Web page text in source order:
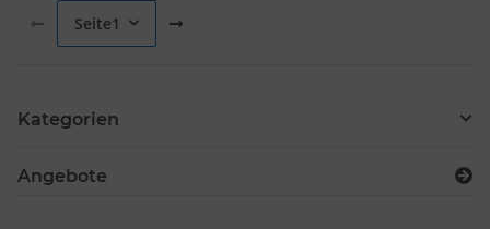
Seite1
Kategorien
Angebote